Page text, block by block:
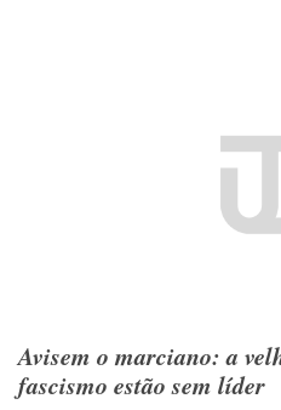
Avisem o marciano: a
fascismo estão sem líder